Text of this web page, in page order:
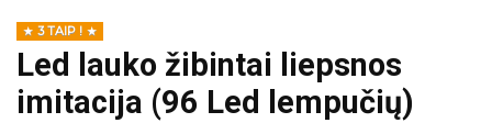
3 TAIP !
Led lauko žibintai liepsnos
imitacija (96 Led lempučių)